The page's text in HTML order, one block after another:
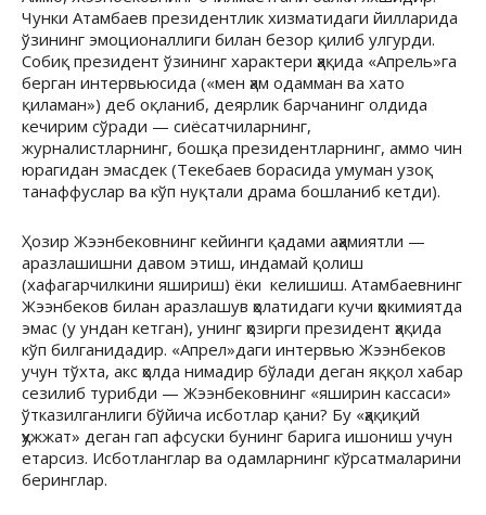
Чунки Атамбаев президентлик хизматидаги йилларида
ўзининг эмоционаллиги билан безор қилиб улгурди.
Собиқ президент ўзининг характери ҳақида «Апрель»га
берган интервьюсида («мен ҳам одамман ва хато
қиламан») деб оқланиб, деярлик барчанинг олдида
кечирим сўради — сиёсатчиларнинг,
журналистларнинг, бошқа президентларнинг, аммо чин
юрагидан эмасдек (Текебаев борасида умуман узоқ
танаффуслар ва кўп нуқтали драма бошланиб кетди).
Ҳозир Жээнбековнинг кейинги қадами аҳамиятли —
аразлашишни давом этиш, индамай қолиш
(хафагарчилкини яшириш) ёки келишиш. Атамбаевнинг
Жээнбеков билан аразлашув ҳолатидаги кучи ҳокимиятда
эмас (у ундан кетган), унинг ҳозирги президент ҳақида
кўп билганидадир. «Апрел»даги интервью Жээнбеков
учун тўхта, акс ҳолда нимадир бўлади деган яққол хабар
сезилиб турибди — Жээнбековнинг «яширин кассаси»
ўтказилганлиги бўйича исботлар қани? Бу «ҳақиқий
ҳужжат» деган гап афсуски бунинг барига ишониш учун
етарсиз. Исботланглар ва одамларнинг кўрсатмаларини
беринглар.